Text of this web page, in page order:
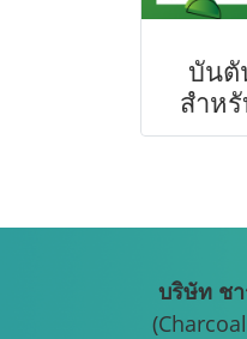
บันตั
สำห
บริษัท ช